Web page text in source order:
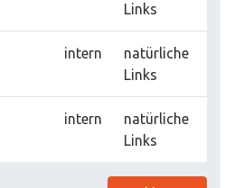
Links
intern
natürliche
Links
intern
natürliche
Links